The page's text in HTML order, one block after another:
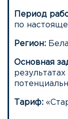
Период
по
Регион:
Основная
Тариф: